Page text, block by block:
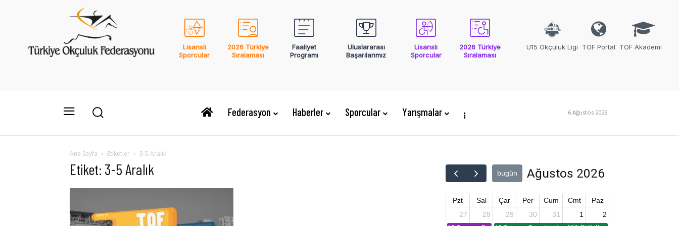
Lisanslı
Sporcular
2026 Türkiye
Sıralaması
Faaliyet
Programı
Uluslararası
Başarılarımız
Lisanslı
Sporcular
2026 Türkiye
Sıralaması
U15 Okçuluk Ligi TOF Portal TOF Akademi
Federasyon Haberler Sporcular Yarışmalar 6 Ağustos 2026
Ana Sayfa Etiketler 3-5 Aralık
Etiket: 3-5 Aralık bugün Ağustos 2026
Pzt Sal Çar Per Cum Cmt
Paz
27
28 29 30 31 1 2